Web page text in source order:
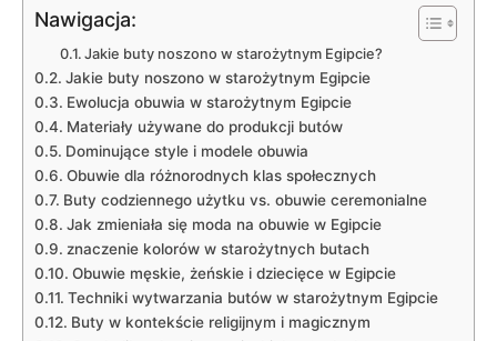
Nawigacja:
Jakie buty noszono w starożytnym⁣ Egipcie?
Jakie buty noszono w starożytnym ⁤Egipcie
Ewolucja obuwia‍ w⁣ starożytnym Egipcie
Materiały używane do produkcji butów
Dominujące style i​ modele ⁣obuwia
Obuwie dla różnorodnych klas społecznych
Buty codziennego użytku ⁣vs. obuwie ⁤ceremonialne
Jak zmieniała się moda na obuwie w Egipcie
znaczenie kolorów w starożytnych butach
Obuwie ⁤męskie, ‍żeńskie ⁢i dziecięce w⁣ Egipcie
Techniki wytwarzania butów w starożytnym Egipcie
Buty w kontekście religijnym i magicznym